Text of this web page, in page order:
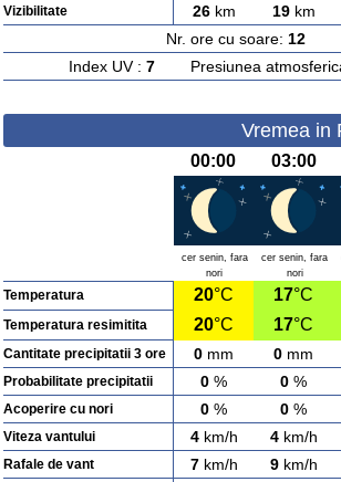
Vizibilitate 26km 19km
Nr. ore cu soare: 12
Index UV : 7Presiunea
Vremea in
00:00 03:00
cer senin, fara
nori
cer senin, fara
nori
Temperatura 20°C 17°C
Temperatura resimitita 20°C 17°C
Cantitate precipitatii 3 ore 0 mm 0 mm
Probabilitate precipitatii 0 % 0 %
Acoperire cu nori 0 % 0 %
Viteza vantului 4km/h 4km/h
Rafale de vant 7km/h 9km/h